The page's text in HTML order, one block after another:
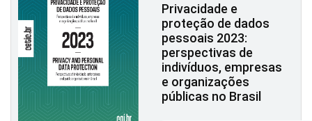
Privacidade e
proteção de dados
pessoais 2023:
perspectivas de
indivíduos, empresas
e organizações
públicas no Brasil